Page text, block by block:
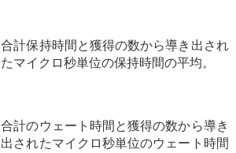
合計保持時間と獲得の数から導き出され
たマイクロ秒単位の保持時間の平均。
合計のウェート時間と獲得の数から導き
出されたマイクロ秒単位のウェート時間